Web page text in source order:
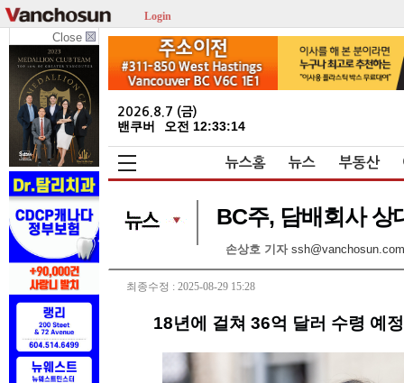
Login
Close
2026.8.7 (금)
밴쿠버 오전 12:33:15
뉴스홈 뉴스 부동산
BC주, 담배회사 상
손상호 기자 ssh@vanchosun.com
최종수정 : 2025-08-29 15:28
18년에 걸쳐 36억 달러 수령 예정